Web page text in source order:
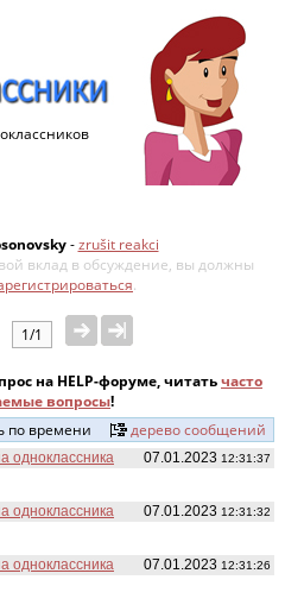
-zrušit reakci
​​вклад в обсуждение, вы должны
.
1/1
на HELP-форуме, читатьчасто
вопросы!
по времени
дерево сообщений
07.01.2023 12:31:37
одноклассника
07.01.2023 12:31:32
одноклассника
07.01.2023 12:31:26
одноклассника